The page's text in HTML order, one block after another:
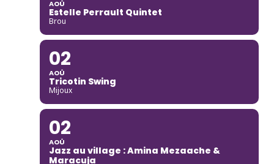
AOÛ
Estelle Perrault Quintet
Brou
02
AOÛ
Tricotin Swing
Mijoux
02
AOÛ
Jazz au village : Amina Mezaache &
Maracuja